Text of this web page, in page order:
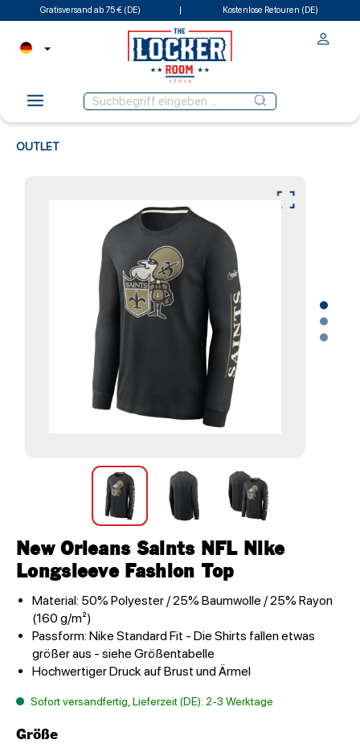
Gratisversand ab 75 € (DE) Kostenlose Retouren (DE)
OUTLET
New Orleans Saints NFL Nike
Longsleeve Fashion Top
Material: 50% Polyester / 25% Baumwolle / 25% Rayon
(160 g/m²)
Passform: Nike Standard Fit - Die Shirts fallen etwas
größer aus - siehe Größentabelle
Hochwertiger Druck auf Brust und Ärmel
Sofort versandfertig, Lieferzeit (DE): 2-3 Werktage
Größe